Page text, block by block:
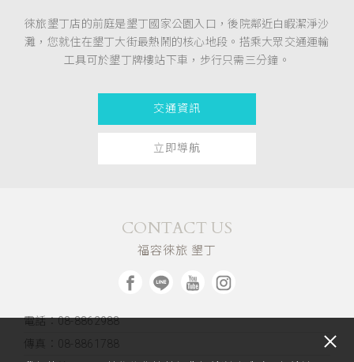
徠旅墾丁店的前庭是墾丁國家公園入口，後院鄰近白睱潔淨沙
灘，您就住在墾丁大街最熱鬧的核心地段。搭乘大眾交通運輸
工具可於墾丁牌樓站下車，步行只需三分鐘。
交通資訊
立即導航
CONTACT US
福容徠旅 墾丁
電話：08-8862988
傳真：08-8861788